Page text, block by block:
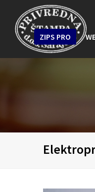
ZIPS PRO